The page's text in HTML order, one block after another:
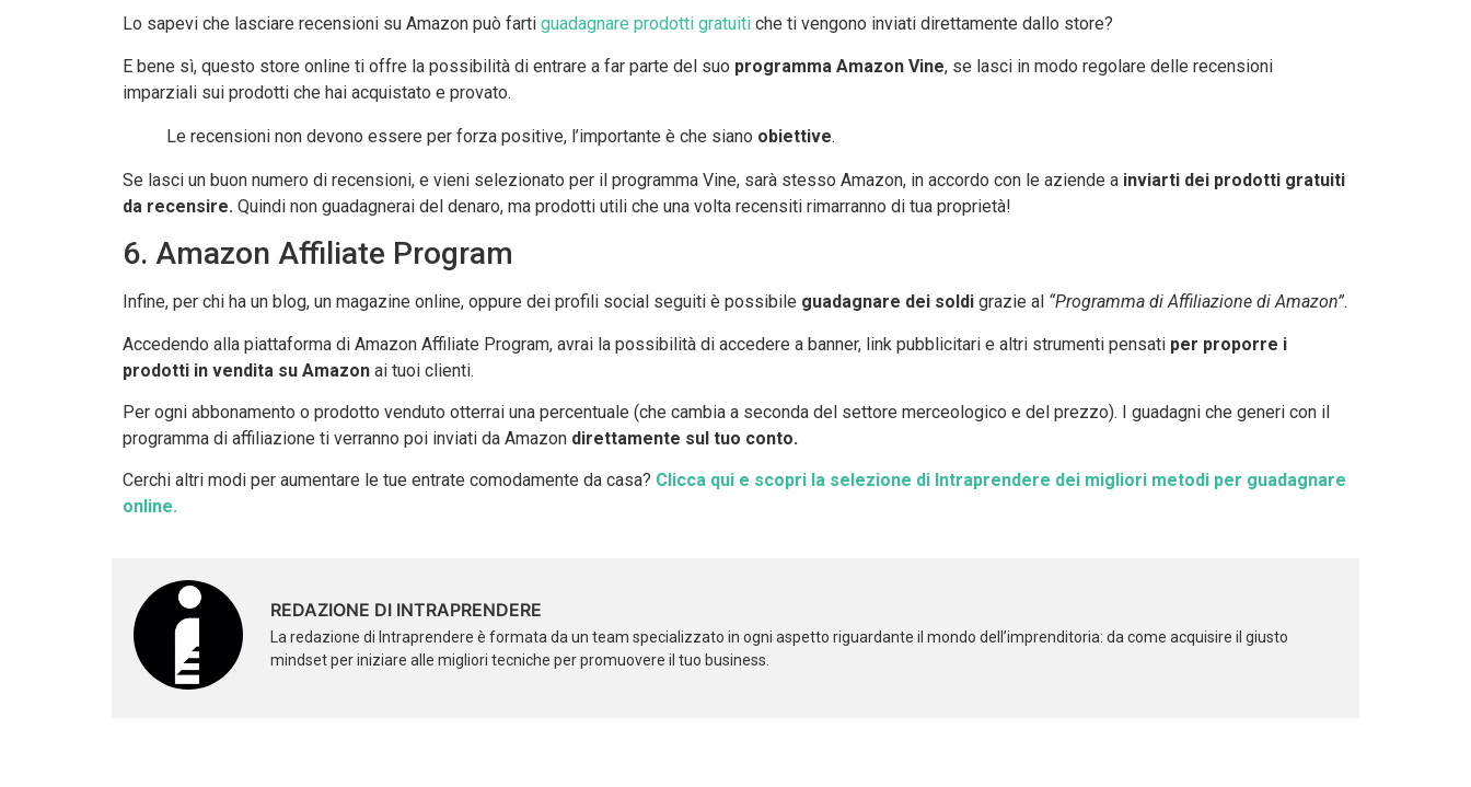
Lo sapevi che lasciare recensioni su Amazon può farti guadagnare prodotti gratuiti che ti vengono inviati direttamente dallo store?
E bene sì, questo store online ti offre la possibilità di entrare a far parte del suo programma Amazon Vine, se lasci in modo regolare delle recensioni
imparziali sui prodotti che hai acquistato e provato.
Le recensioni non devono essere per forza positive, l’importante è che siano obiettive.
Se lasci un buon numero di recensioni, e vieni selezionato per il programma Vine, sarà stesso Amazon, in accordo con le aziende a inviarti dei prodotti gratuiti
da recensire. Quindi non guadagnerai del denaro, ma prodotti utili che una volta recensiti rimarranno di tua proprietà!
6. Amazon Affiliate Program
Infine, per chi ha un blog, un magazine online, oppure dei profili social seguiti è possibile guadagnare dei soldi grazie al “Programma di Affiliazione di Amazon”.
Accedendo alla piattaforma di Amazon Affiliate Program, avrai la possibilità di accedere a banner, link pubblicitari e altri strumenti pensati per proporre i
prodotti in vendita su Amazon ai tuoi clienti.
Per ogni abbonamento o prodotto venduto otterrai una percentuale (che cambia a seconda del settore merceologico e del prezzo). I guadagni che generi con il
programma di affiliazione ti verranno poi inviati da Amazon direttamente sul tuo conto.
Cerchi altri modi per aumentare le tue entrate comodamente da casa? Clicca qui e scopri la selezione di Intraprendere dei migliori metodi per guadagnare
online.
REDAZIONE DI INTRAPRENDERE
La redazione di Intraprendere è formata da un team specializzato in ogni aspetto riguardante il mondo dell’imprenditoria: da come acquisire il giusto
mindset per iniziare alle migliori tecniche per promuovere il tuo business.